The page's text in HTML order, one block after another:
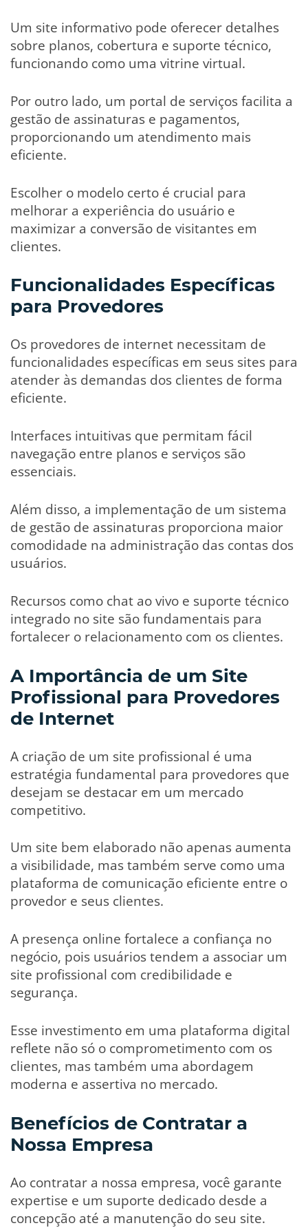
Um site informativo pode oferecer detalhes
sobre planos, cobertura e suporte técnico,
funcionando como uma vitrine virtual.
Por outro lado, um portal de serviços facilita a
gestão de assinaturas e pagamentos,
proporcionando um atendimento mais
eficiente.
Escolher o modelo certo é crucial para
melhorar a experiência do usuário e
maximizar a conversão de visitantes em
clientes.
Funcionalidades Específicas
para Provedores
Os provedores de internet necessitam de
funcionalidades específicas em seus sites para
atender às demandas dos clientes de forma
eficiente.
Interfaces intuitivas que permitam fácil
navegação entre planos e serviços são
essenciais.
Além disso, a implementação de um sistema
de gestão de assinaturas proporciona maior
comodidade na administração das contas dos
usuários.
Recursos como chat ao vivo e suporte técnico
integrado no site são fundamentais para
fortalecer o relacionamento com os clientes.
A Importância de um Site
Profissional para Provedores
de Internet
A criação de um site profissional é uma
estratégia fundamental para provedores que
desejam se destacar em um mercado
competitivo.
Um site bem elaborado não apenas aumenta
a visibilidade, mas também serve como uma
plataforma de comunicação eficiente entre o
provedor e seus clientes.
A presença online fortalece a confiança no
negócio, pois usuários tendem a associar um
site profissional com credibilidade e
segurança.
Esse investimento em uma plataforma digital
reflete não só o comprometimento com os
clientes, mas também uma abordagem
moderna e assertiva no mercado.
Benefícios de Contratar a
Nossa Empresa
Ao contratar a nossa empresa, você garante
expertise e um suporte dedicado desde a
concepção até a manutenção do seu site.